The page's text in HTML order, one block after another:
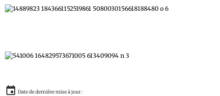
Date de dernière mise à jour :